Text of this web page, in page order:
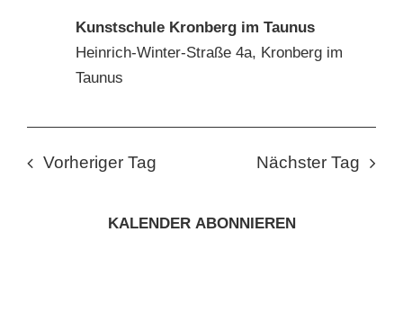
Kunstschule Kronberg im Taunus
Heinrich-Winter-Straße 4a, Kronberg im
Taunus
Vorheriger Tag Nächster Tag
KALENDER ABONNIEREN